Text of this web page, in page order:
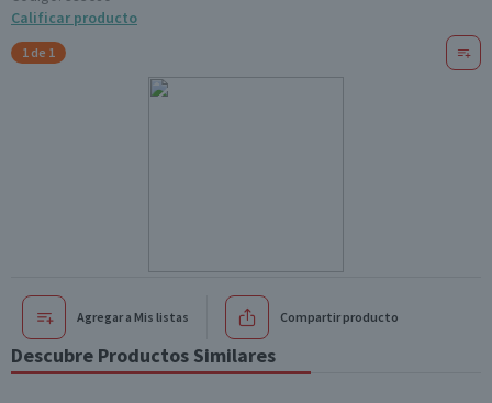
Calificar producto
1 de 1
Agregar a Mis listas Compartir producto
Descubre Productos Similares